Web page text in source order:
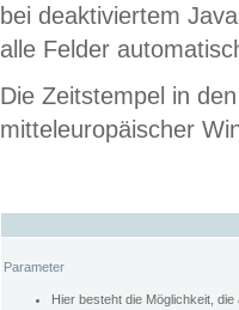
bei deaktiviertem
alle Felder
Die Zeitstempel in
mitteleuropäischer
Parameter
Hier besteht die Möglichkeit,